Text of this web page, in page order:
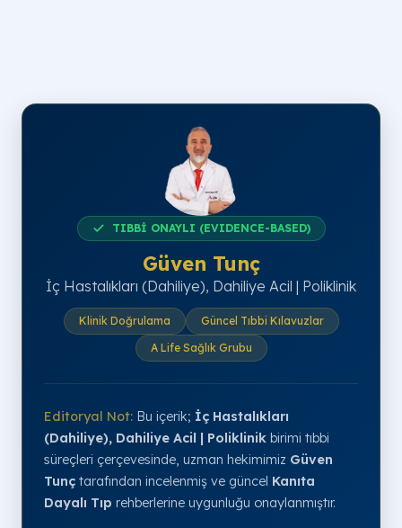
TIBBİ ONAYLI (EVIDENCE-BASED)
Güven Tunç
İç Hastalıkları (Dahiliye), Dahiliye Acil | Poliklinik
Klinik Doğrulama
Güncel Tıbbi Kılavuzlar
A Life Sağlık Grubu
Editoryal Not: Bu içerik; İç Hastalıkları
(Dahiliye), Dahiliye Acil | Poliklinik birimi tıbbi
süreçleri çerçevesinde, uzman hekimimiz Güven
Tunç tarafından incelenmiş ve güncel Kanıta
Dayalı Tıp rehberlerine uygunluğu onaylanmıştır.